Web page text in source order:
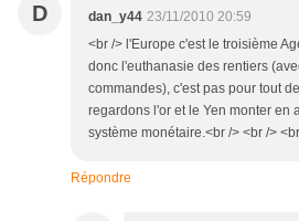
D dan_y44 23/11/2010 20:59
<br /> l'Europe c'est le troisième
donc l'euthanasie des rentiers
commandes), c'est pas pour tout
regardons l'or et le Yen monter en
système monétaire.<br /> <br />
Répondre